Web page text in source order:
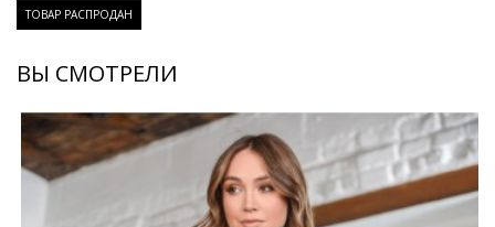
ТОВАР РАСПРОДАН
ВЫ СМОТРЕЛИ